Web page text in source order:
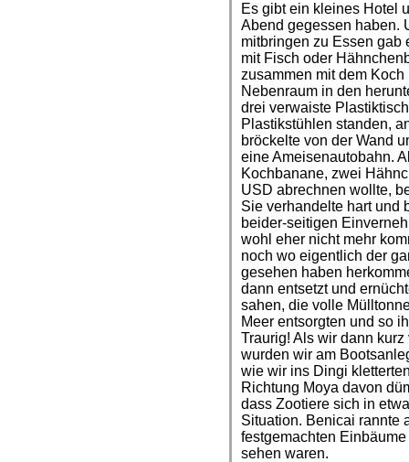
Es gibt ein kleines Hotel
Abend gegessen haben.
mitbringen zu Essen gab
mit Fisch oder
zusammen mit dem
Nebenraum in den
drei verwaiste
Plastikstühlen standen,
bröckelte von der Wand
eine Ameisenautobahn.
Kochbanane, zwei
USD abrechnen wollte,
Sie verhandelte hart und
beider-seitigen
wohl eher nicht mehr
noch wo eigentlich der
gesehen haben
dann entsetzt und
sahen, die volle
Meer entsorgten und so
Traurig! Als wir dann
wurden wir am
wie wir ins Dingi
Richtung Moya davon
dass Zootiere sich in
Situation. Benicai rannte
festgemachten
sehen waren.